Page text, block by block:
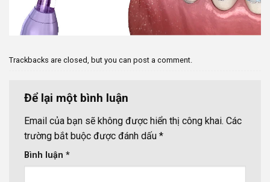
Trackbacks are closed, but you can post a comment
Để lại một bình luận
Email của bạn sẽ không được hiển thị công khai. Các
trường bắt buộc được đánh dấu *
Bình luận *